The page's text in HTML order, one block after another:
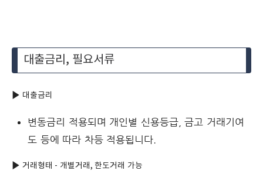
대출금리, 필요서류
▶ 대출금리
변동금리 적용되며 개인별 신용등급, 금고 거래기여
도 등에 따라 차등 적용됩니다.
▶ 거래형태 - 개별거래, 한도거래 가능